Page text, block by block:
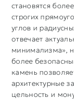
становятся
строгих
углов и
отвечает
минимализма»,
более
камень
архитектурные
цельность и